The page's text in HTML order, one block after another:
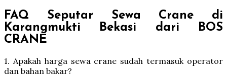
FAQ Seputar Sewa Crane di
Karangmukti Bekasi dari BOS
CRANE
1. Apakah harga sewa crane sudah termasuk operator
dan bahan bakar?